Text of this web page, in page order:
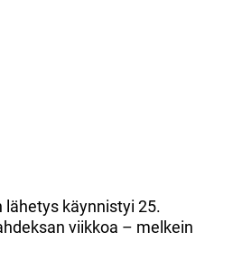
käynnistyi 25.
viikkoa – melkein